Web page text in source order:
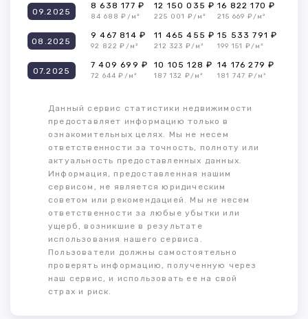
09.2025
8 638 177 ₽
84 688 ₽/м²
12 150 035 ₽
225 001 ₽/м²
16 822 170 ₽
215 669 ₽/м²
08.2025
9 467 814 ₽
92 822 ₽/м²
11 465 455 ₽
212 323 ₽/м²
15 533 791 ₽
199 151 ₽/м²
07.2025
7 409 699 ₽
72 644 ₽/м²
10 105 128 ₽
187 132 ₽/м²
14 176 279 ₽
181 747 ₽/м²
Данный сервис статистики недвижимости
предоставляет информацию только в
ознакомительных целях. Мы не несем
ответственности за точность, полноту или
актуальность предоставленных данных.
Информация, предоставленная нашим
сервисом, не является юридическим
советом или рекомендацией. Мы не несем
ответственности за любые убытки или
ущерб, возникшие в результате
использования нашего сервиса.
Пользователи должны самостоятельно
проверять информацию, полученную через
наш сервис, и использовать ее на свой
страх и риск.